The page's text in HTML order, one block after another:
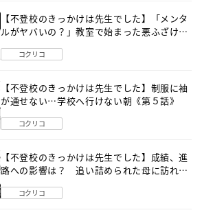
【不登校のきっかけは先生でした】「メンタ
ルがヤバいの？」教室で始まった悪ふざけ
コクリコ
【不登校のきっかけは先生でした】制服に袖
が通せない…学校へ行けない朝《第５話》
コクリコ
【不登校のきっかけは先生でした】成績、進
路への影響は？ 追い詰められた母に訪れた
コクリコ